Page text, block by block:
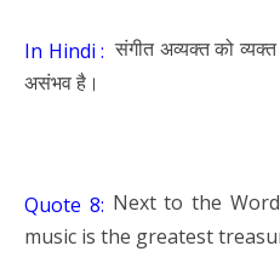
In Hindi : संगीत अव्यक्त को
असंभव है।
Quote 8: Next to the
music is the greatest